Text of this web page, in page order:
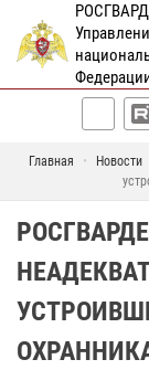
Главная Новости